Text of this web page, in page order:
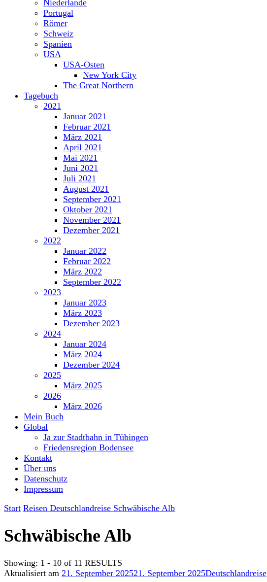
Niederlande
Portugal
Römer
Schweiz
Spanien
USA
USA-Osten
New York City
The Great Northern
Tagebuch
2021
Januar 2021
Februar 2021
März 2021
April 2021
Mai 2021
Juni 2021
Juli 2021
August 2021
September 2021
Oktober 2021
November 2021
Dezember 2021
2022
Januar 2022
Februar 2022
März 2022
September 2022
2023
Januar 2023
März 2023
Dezember 2023
2024
Januar 2024
März 2024
Dezember 2024
2025
März 2025
2026
März 2026
Mein Buch
Global
Ja zur Stadtbahn in Tübingen
Friedensregion Bodensee
Kontakt
Über uns
Datenschutz
Impressum
Start Reisen Deutschlandreise Schwäbische Alb
Schwäbische Alb
Showing: 1 - 10 of 11 RESULTS
Aktualisiert am 21. September 202521. September 2025Deutschlandreise